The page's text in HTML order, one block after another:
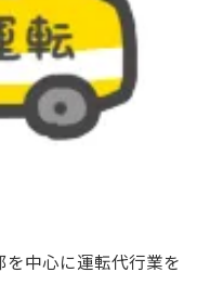
中心に運転代行業を